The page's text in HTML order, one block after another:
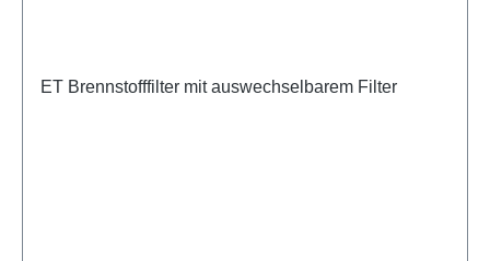
ET Brennstofffilter mit auswechselbarem Filter